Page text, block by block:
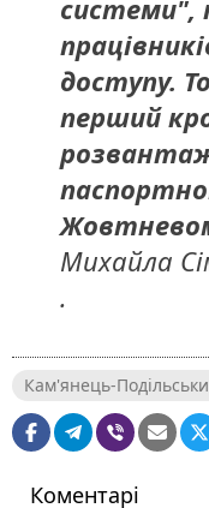
системи",
доступу.
перший
Михайла
.
Кам'янець-
Коментарі